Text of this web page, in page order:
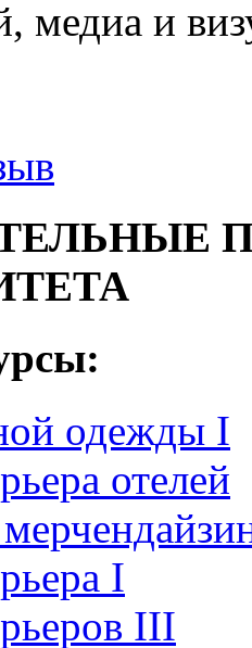
медиа и
одежды I
отелей
I
III